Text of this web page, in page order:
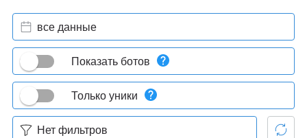
все данные
Показать ботов
Только уники